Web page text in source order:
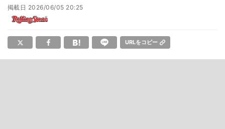
掲載日 2026/06/05 20:25
URLをコピー